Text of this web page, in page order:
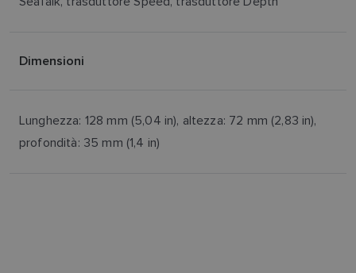
Dimensioni
Lunghezza: 128 mm (5,04 in), altezza: 72 mm (2,83 in),
profondità: 35 mm (1,4 in)